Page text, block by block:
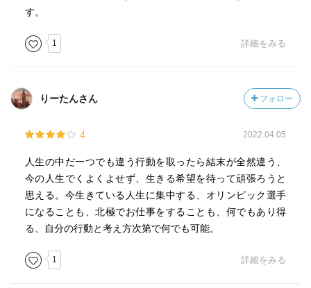
す。
1 詳細をみる
りーたんさん フォロー
4 2022.04.05
人生の中だ一つでも違う行動を取ったら結末が全然違う、
今の人生でくよくよせず、生きる希望を待って頑張ろうと
思える。今生きている人生に集中する、オリンピック選手
になることも、北極でお仕事をすることも、何でもあり得
る、自分の行動と考え方次第で何でも可能。
1 詳細をみる